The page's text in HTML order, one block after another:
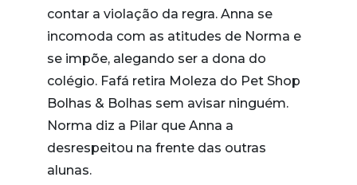
contar a violação da regra. Anna se
incomoda com as atitudes de Norma e
se impõe, alegando ser a dona do
colégio. Fafá retira Moleza do Pet Shop
Bolhas & Bolhas sem avisar ninguém.
Norma diz a Pilar que Anna a
desrespeitou na frente das outras
alunas.